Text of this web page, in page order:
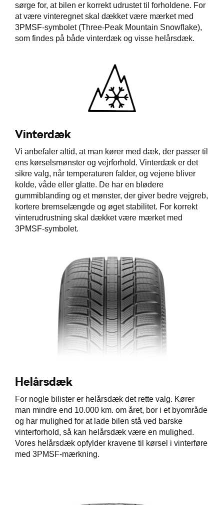
sørge for, at bilen er korrekt udrustet til forholdene. For
at være vinteregnet skal dækket være mærket med
3PMSF-symbolet (Three-Peak Mountain Snowflake),
som findes på både vinterdæk og visse helårsdæk.
Vinterdæk
Vi anbefaler altid, at man kører med dæk, der passer til
ens kørselsmønster og vejrforhold. Vinterdæk er det
sikre valg, når temperaturen falder, og vejene bliver
kolde, våde eller glatte. De har en blødere
gummiblanding og et mønster, der giver bedre vejgreb,
kortere bremselængde og øget stabilitet. For korrekt
vinterudrustning skal dækket være mærket med
3PMSF-symbolet.
Helårsdæk
For nogle bilister er helårsdæk det rette valg. Kører
man mindre end 10.000 km. om året, bor i et byområde
og har mulighed for at lade bilen stå ved barske
vinterforhold, så kan helårsdæk være en mulighed.
Vores helårsdæk opfylder kravene til kørsel i vinterføre
med 3PMSF-mærkning.